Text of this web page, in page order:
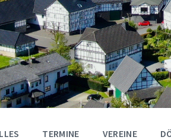
TERMINE VEREINE